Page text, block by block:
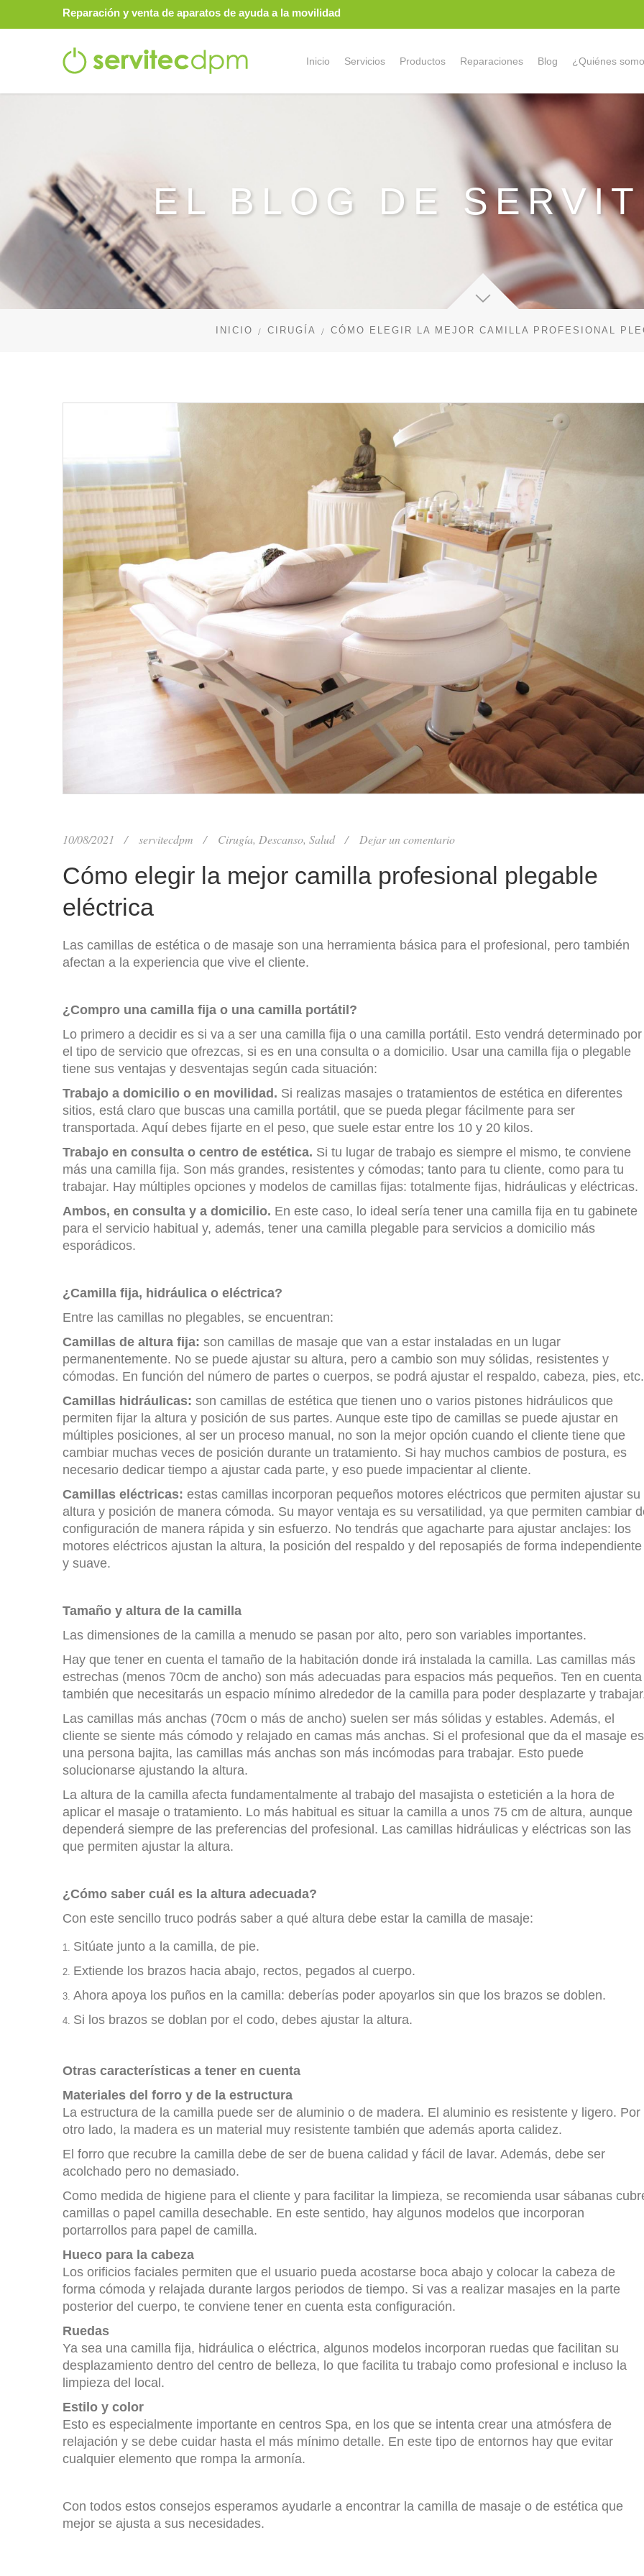
Reparación y venta de aparatos de ayuda a la movilidad
Inicio Servicios Productos Reparaciones Blog ¿Quiénes
EL BLOG DE
INICIO CIRUGÍA CÓMO ELEGIR LA MEJOR CAMILLA PROFESIONAL
10/08/2021 servitecdpm Cirugía, Descanso, Salud Dejar un comentario
Cómo elegir la mejor camilla profesional plegable
eléctrica
Las camillas de estética o de masaje son una herramienta básica para el profesional, pero también
afectan a la experiencia que vive el cliente.
¿Compro una camilla fija o una camilla portátil?
Lo primero a decidir es si va a ser una camilla fija o una camilla portátil. Esto vendrá determinado por
el tipo de servicio que ofrezcas, si es en una consulta o a domicilio. Usar una camilla fija o plegable
tiene sus ventajas y desventajas según cada situación:
Trabajo a domicilio o en movilidad. Si realizas masajes o tratamientos de estética en diferentes
sitios, está claro que buscas una camilla portátil, que se pueda plegar fácilmente para ser
transportada. Aquí debes fijarte en el peso, que suele estar entre los 10 y 20 kilos.
Trabajo en consulta o centro de estética. Si tu lugar de trabajo es siempre el mismo, te conviene
más una camilla fija. Son más grandes, resistentes y cómodas; tanto para tu cliente, como para tu
trabajar. Hay múltiples opciones y modelos de camillas fijas: totalmente fijas, hidráulicas y eléctricas.
Ambos, en consulta y a domicilio. En este caso, lo ideal sería tener una camilla fija en tu gabinete
para el servicio habitual y, además, tener una camilla plegable para servicios a domicilio más
esporádicos.
¿Camilla fija, hidráulica o eléctrica?
Entre las camillas no plegables, se encuentran:
Camillas de altura fija: son camillas de masaje que van a estar instaladas en un lugar
permanentemente. No se puede ajustar su altura, pero a cambio son muy sólidas, resistentes y
cómodas. En función del número de partes o cuerpos, se podrá ajustar el respaldo, cabeza, pies, etc.
Camillas hidráulicas: son camillas de estética que tienen uno o varios pistones hidráulicos que
permiten fijar la altura y posición de sus partes. Aunque este tipo de camillas se puede ajustar en
múltiples posiciones, al ser un proceso manual, no son la mejor opción cuando el cliente tiene que
cambiar muchas veces de posición durante un tratamiento. Si hay muchos cambios de postura, es
necesario dedicar tiempo a ajustar cada parte, y eso puede impacientar al cliente.
Camillas eléctricas: estas camillas incorporan pequeños motores eléctricos que permiten ajustar su
altura y posición de manera cómoda. Su mayor ventaja es su versatilidad, ya que permiten cambiar
configuración de manera rápida y sin esfuerzo. No tendrás que agacharte para ajustar anclajes: los
motores eléctricos ajustan la altura, la posición del respaldo y del reposapiés de forma independiente
y suave.
Tamaño y altura de la camilla
Las dimensiones de la camilla a menudo se pasan por alto, pero son variables importantes.
Hay que tener en cuenta el tamaño de la habitación donde irá instalada la camilla. Las camillas más
estrechas (menos 70cm de ancho) son más adecuadas para espacios más pequeños. Ten en cuenta
también que necesitarás un espacio mínimo alrededor de la camilla para poder desplazarte y
Las camillas más anchas (70cm o más de ancho) suelen ser más sólidas y estables. Además, el
cliente se siente más cómodo y relajado en camas más anchas. Si el profesional que da el masaje es
una persona bajita, las camillas más anchas son más incómodas para trabajar. Esto puede
solucionarse ajustando la altura.
La altura de la camilla afecta fundamentalmente al trabajo del masajista o esteticién a la hora de
aplicar el masaje o tratamiento. Lo más habitual es situar la camilla a unos 75 cm de altura, aunque
dependerá siempre de las preferencias del profesional. Las camillas hidráulicas y eléctricas son las
que permiten ajustar la altura.
¿Cómo saber cuál es la altura adecuada?
Con este sencillo truco podrás saber a qué altura debe estar la camilla de masaje:
Sitúate junto a la camilla, de pie.
Extiende los brazos hacia abajo, rectos, pegados al cuerpo.
Ahora apoya los puños en la camilla: deberías poder apoyarlos sin que los brazos se doblen.
Si los brazos se doblan por el codo, debes ajustar la altura.
Otras características a tener en cuenta
Materiales del forro y de la estructura
La estructura de la camilla puede ser de aluminio o de madera. El aluminio es resistente y ligero. Por
otro lado, la madera es un material muy resistente también que además aporta calidez.
El forro que recubre la camilla debe de ser de buena calidad y fácil de lavar. Además, debe ser
acolchado pero no demasiado.
Como medida de higiene para el cliente y para facilitar la limpieza, se recomienda usar sábanas
camillas o papel camilla desechable. En este sentido, hay algunos modelos que incorporan
portarrollos para papel de camilla.
Hueco para la cabeza
Los orificios faciales permiten que el usuario pueda acostarse boca abajo y colocar la cabeza de
forma cómoda y relajada durante largos periodos de tiempo. Si vas a realizar masajes en la parte
posterior del cuerpo, te conviene tener en cuenta esta configuración.
Ruedas
Ya sea una camilla fija, hidráulica o eléctrica, algunos modelos incorporan ruedas que facilitan su
desplazamiento dentro del centro de belleza, lo que facilita tu trabajo como profesional e incluso la
limpieza del local.
Estilo y color
Esto es especialmente importante en centros Spa, en los que se intenta crear una atmósfera de
relajación y se debe cuidar hasta el más mínimo detalle. En este tipo de entornos hay que evitar
cualquier elemento que rompa la armonía.
Con todos estos consejos esperamos ayudarle a encontrar la camilla de masaje o de estética que
mejor se ajusta a sus necesidades.